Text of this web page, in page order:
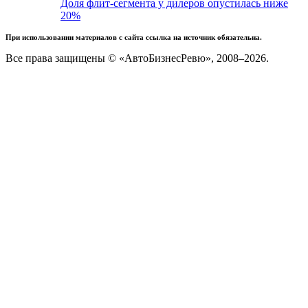
Доля флит-сегмента у дилеров опустилась ниже
20%
При использовании материалов с сайта ссылка на источник обязательна.
Все права защищены © «АвтоБизнесРевю», 2008–2026.